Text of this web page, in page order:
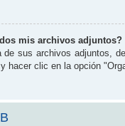
mis archivos adjuntos?
de sus archivos adjuntos,
hacer clic en la opción